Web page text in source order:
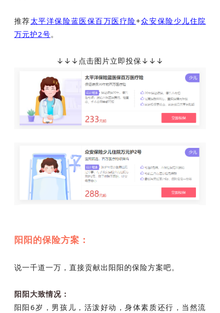
推荐太平洋保险蓝医保百万医疗险+众安保险少儿住院
万元护2号。
↓ ↓ ↓点击图片立即投保↓↓↓
阳阳的保险方案：
说一千道一万，直接贡献出阳阳的保险方案吧。
阳阳大致情况：
阳阳6岁，男孩儿，活泼好动，身体素质还行，当然流